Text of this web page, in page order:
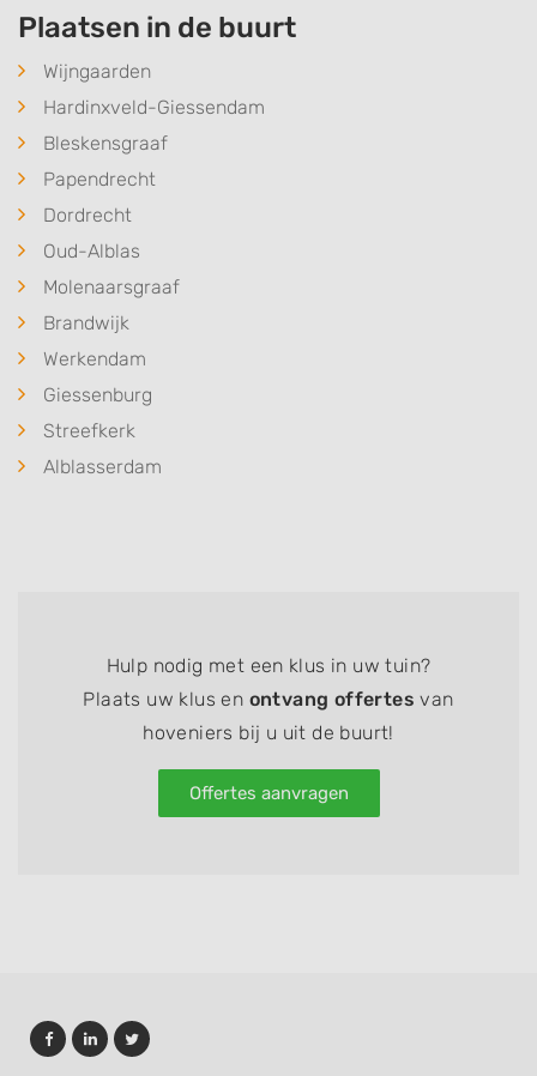
Plaatsen in de buurt
Wijngaarden
Hardinxveld-Giessendam
Bleskensgraaf
Papendrecht
Dordrecht
Oud-Alblas
Molenaarsgraaf
Brandwijk
Werkendam
Giessenburg
Streefkerk
Alblasserdam
Hulp nodig met een klus in uw tuin?
Plaats uw klus en ontvang offertes van
hoveniers bij u uit de buurt!
Offertes aanvragen